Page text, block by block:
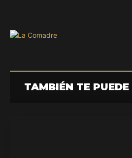
TAMBIÉN TE